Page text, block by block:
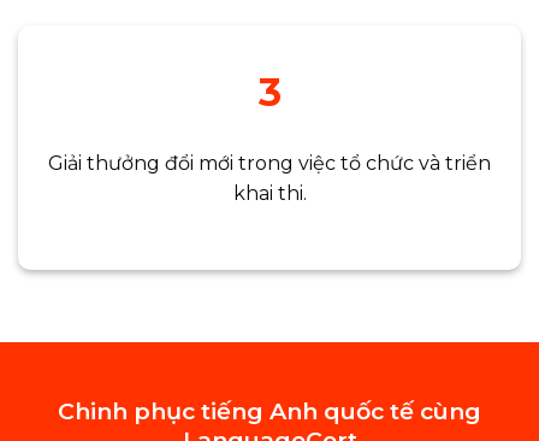
3
Giải thưởng đổi mới trong việc tổ chức và triển
khai thi.
Chinh phục tiếng Anh quốc tế cùng